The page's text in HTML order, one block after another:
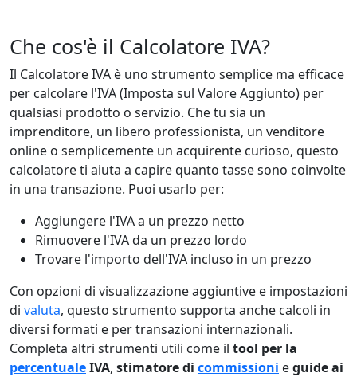
Che cos'è il Calcolatore IVA?
Il Calcolatore IVA è uno strumento semplice ma efficace
per calcolare l'IVA (Imposta sul Valore Aggiunto) per
qualsiasi prodotto o servizio. Che tu sia un
imprenditore, un libero professionista, un venditore
online o semplicemente un acquirente curioso, questo
calcolatore ti aiuta a capire quanto tasse sono coinvolte
in una transazione. Puoi usarlo per:
Aggiungere l'IVA a un prezzo netto
Rimuovere l'IVA da un prezzo lordo
Trovare l'importo dell'IVA incluso in un prezzo
Con opzioni di visualizzazione aggiuntive e impostazioni
di valuta, questo strumento supporta anche calcoli in
diversi formati e per transazioni internazionali.
Completa altri strumenti utili come il tool per la
percentualeIVA, stimatore di commissioni eguide ai